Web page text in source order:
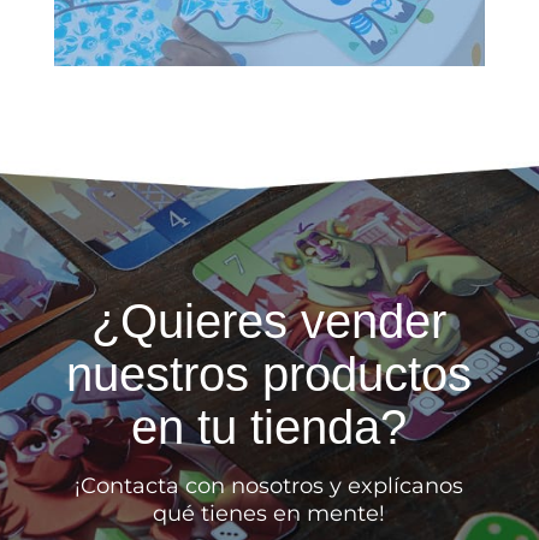
¿Quieres vender
nuestros productos
en tu tienda?
¡Contacta con nosotros y explícanos
qué tienes en mente!